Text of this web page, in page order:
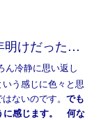
明けだった…
冷静に思い返し
う感じに色々と思
ないのです。でも
に感じます。 何な